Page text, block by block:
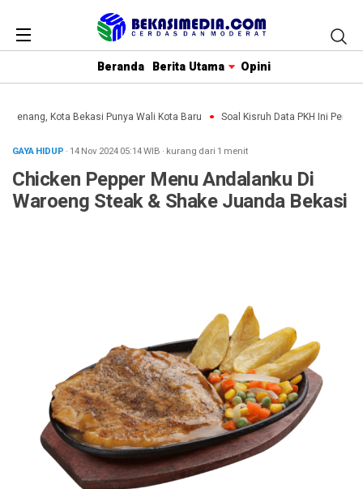
Beranda Berita Utama Opini
Kota Bekasi Punya Wali Kota Baru Soal Kisruh Data PKH Ini
GAYA HIDUP · 14 Nov 202405:14WIB · kurang dari 1 menit
Chicken Pepper Menu Andalanku Di
Waroeng Steak & Shake Juanda Bekasi